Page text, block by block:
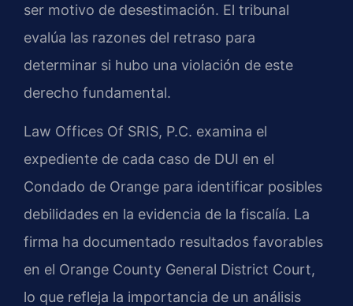
ser motivo de desestimación. El tribunal
evalúa las razones del retraso para
determinar si hubo una violación de este
derecho fundamental.
Law Offices Of SRIS, P.C. examina el
expediente de cada caso de DUI en el
Condado de Orange para identificar posibles
debilidades en la evidencia de la fiscalía. La
firma ha documentado resultados favorables
en el Orange County General District Court,
lo que refleja la importancia de un análisis